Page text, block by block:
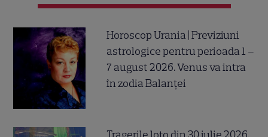
Horoscop Urania | Previziuni
astrologice pentru perioada 1 –
7 august 2026. Venus va intra
în zodia Balanței